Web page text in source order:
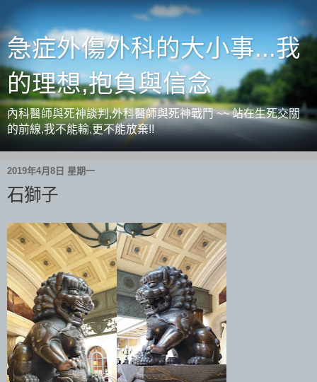
急症外傷外科的大小事...我
的理想,抱負與信念
內科醫師與死神談判,外科醫師與死神戰鬥 ~~ 站在生死交關
的前線,我不能輸,更不能放棄!!
2019年4月8日 星期一
石獅子